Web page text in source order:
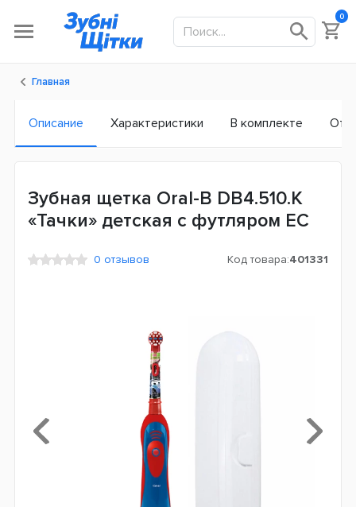
0
Главная
Описание Характеристики В комплекте
Зубная щетка Oral-B DB4.510.К
«Тачки» детская с футляром ЕС
0 отзывов Код товара:401331